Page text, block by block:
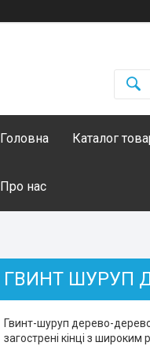
Головна Каталог
Про нас
ГВИНТ ШУРУП
Гвинт-шуруп дерево-
загострені кінці з